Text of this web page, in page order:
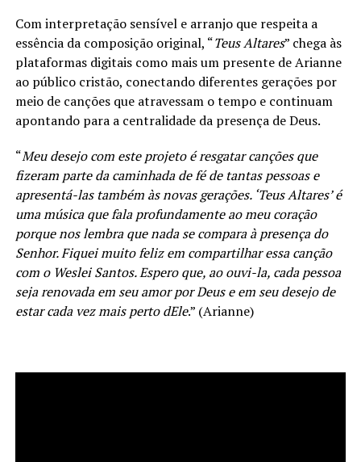
Com interpretação sensível e arranjo que respeita a
essência da composição original, “Teus Altares” chega às
plataformas digitais como mais um presente de Arianne
ao público cristão, conectando diferentes gerações por
meio de canções que atravessam o tempo e continuam
apontando para a centralidade da presença de Deus.
“Meu desejo com este projeto é resgatar canções que
fizeram parte da caminhada de fé de tantas pessoas e
apresentá-las também às novas gerações. ‘Teus Altares’ é
uma música que fala profundamente ao meu coração
porque nos lembra que nada se compara à presença do
Senhor. Fiquei muito feliz em compartilhar essa canção
com o Weslei Santos. Espero que, ao ouvi-la, cada pessoa
seja renovada em seu amor por Deus e em seu desejo de
estar cada vez mais perto dEle.” (Arianne)